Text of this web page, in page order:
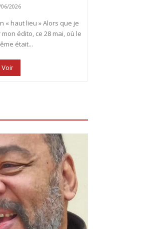
2026
« haut lieu » Alors que je
édito, ce 28 mai, où le
était...
Voir